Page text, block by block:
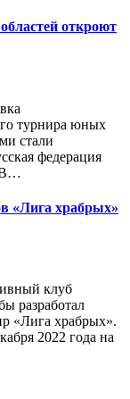
откроют
турнира юных
стали
федерация
В…
«Лига храбрых»
клуб
разработал
«Лига храбрых».
2022 года на